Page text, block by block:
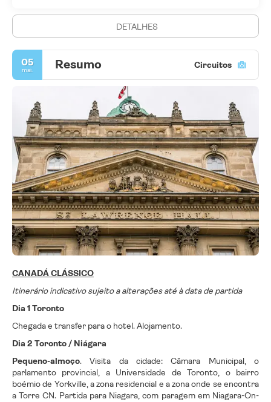
DETALHES
05
mai. Resumo Circuitos
CANADÁ CLÁSSICO
Itinerário indicativo sujeito a alterações até à data de partida
Dia 1 Toronto
Chegada e transfer para o hotel. Alojamento.
Dia 2 Toronto / Niágara
Pequeno-almoço. Visita da cidade: Câmara Municipal, o
parlamento provincial, a Universidade de Toronto, o bairro
boémio de Yorkville, a zona residencial e a zona onde se encontra
a Torre CN. Partida para Niagara, com paragem em Niagara-On-